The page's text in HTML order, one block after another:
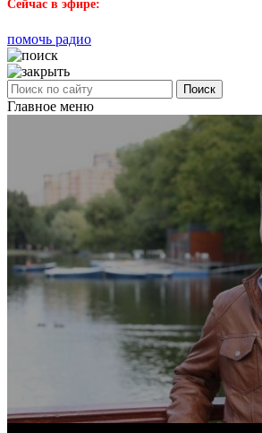
Сейчас в эфире:
помочь радио
Поиск
Главное меню